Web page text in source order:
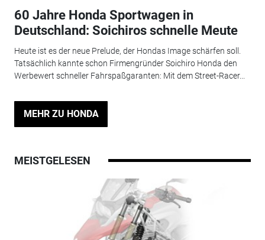
60 Jahre Honda Sportwagen in
Deutschland: Soichiros schnelle Meute
Heute ist es der neue Prelude, der Hondas Image schärfen soll.
Tatsächlich kannte schon Firmengründer Soichiro Honda den
Werbewert schneller Fahrspaßgaranten: Mit dem Street-Racer...
MEHR ZU HONDA
MEISTGELESEN